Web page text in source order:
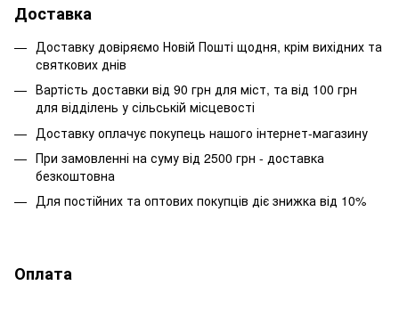
Доставка
Доставку довіряємо Новій Пошті щодня, крім вихідних та
святкових днів
Вартість доставки від 90 грн для міст, та від 100 грн
для відділень у сільській місцевості
Доставку оплачує покупець нашого інтернет-магазину
При замовленні на суму від 2500 грн - доставка
безкоштовна
Для постійних та оптових покупців діє знижка від 10%
Оплата